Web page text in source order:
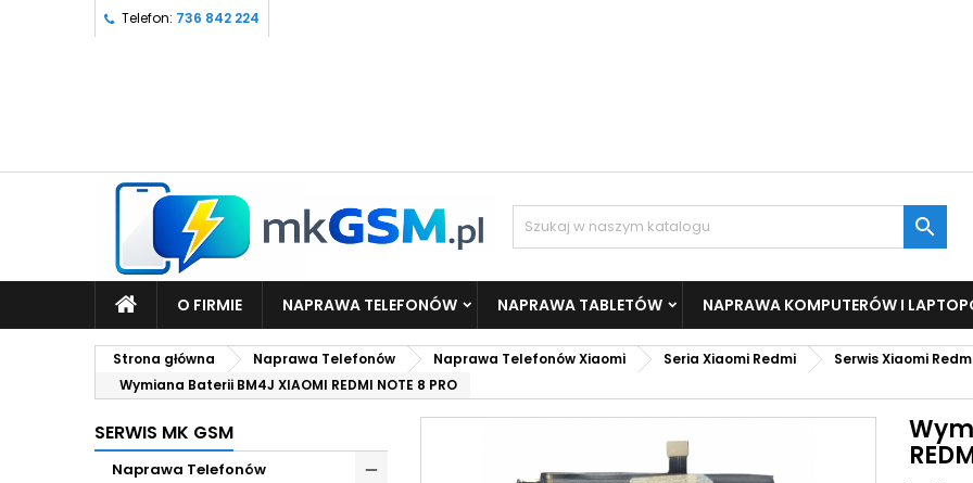
Telefon: 736 842 224

O FIRMIE NAPRAWA TELEFONÓW NAPRAWA TABLETÓW NAPRAWA KOMPUTERÓW I
Strona główna Naprawa Telefonów Naprawa Telefonów Xiaomi Seria Xiaomi Redmi
Serwis Xiaomi
Wymiana Baterii BM4J XIAOMI REDMI NOTE 8 PRO
SERWIS MK GSM
Naprawa Telefonów